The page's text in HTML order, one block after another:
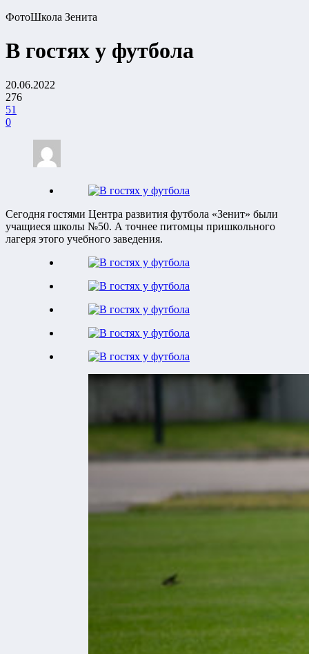
ФотоШкола Зенита
В гостях у футбола
20.06.2022
276
51
0
Сегодня гостями Центра развития футбола «Зенит» были
учащиеся школы №50. А точнее питомцы пришкольного
лагеря этого учебного заведения.